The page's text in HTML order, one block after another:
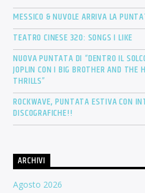
MESSICO & NUVOLE ARRIVA LA
TEATRO CINESE 320: SONGS I LIKE
NUOVA PUNTATA DI “DENTRO IL
JOPLIN CON I BIG BROTHER AND THE
THRILLS”
ROCKWAVE, PUNTATA ESTIVA CON
DISCOGRAFICHE!!
ARCHIVI
Agosto 2026